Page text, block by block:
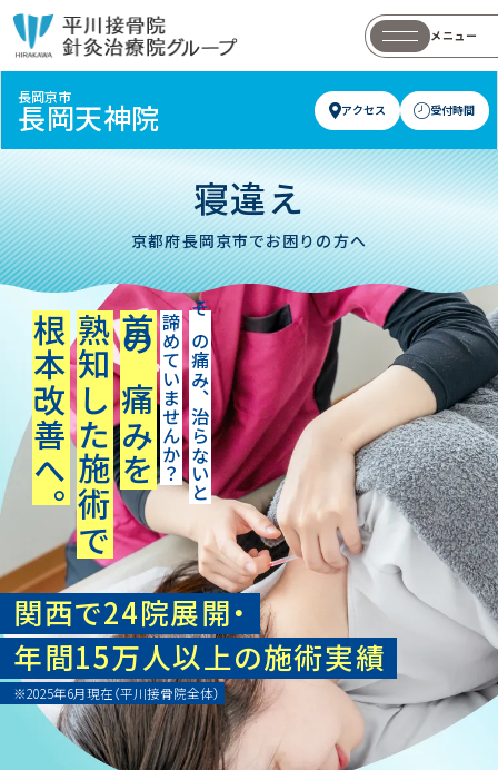
メニュー
長岡京市
長岡天神院 アクセス 受付時間
寝違え
京都府長岡京市でお困りの方へ
その痛み、治らないと
諦めていませんか？
首の痛みを
熟知した施術で
根本改善へ。
関西で24院展開・
年間15万人以上の施術実績
※2025年6月現在（平川接骨院全体）